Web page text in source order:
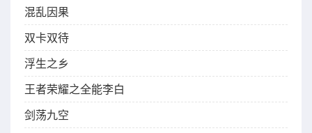
混乱因果
双卡双待
浮生之乡
王者荣耀之全能李白
剑荡九空